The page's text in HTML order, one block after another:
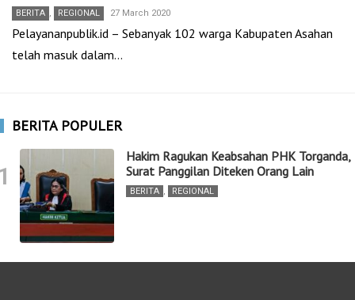
BERITA , REGIONAL 27 March 2020
Pelayananpublik.id – Sebanyak 102 warga Kabupaten Asahan
telah masuk dalam…
BERITA POPULER
Hakim Ragukan Keabsahan PHK Torganda,
Surat Panggilan Diteken Orang Lain
BERITA , REGIONAL